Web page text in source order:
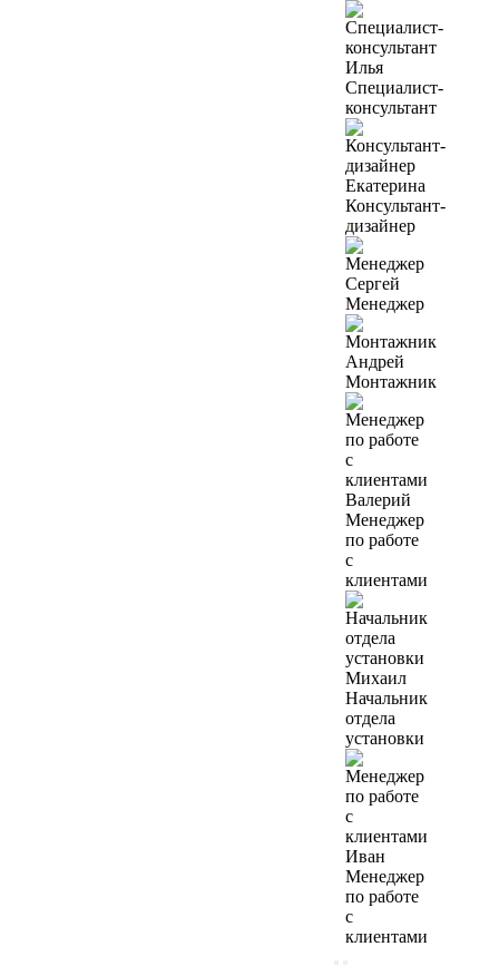
Илья
Специалист-
консультант
Екатерина
Консультант-
дизайнер
Сергей
Менеджер
Андрей
Монтажник
Валерий
Менеджер
по работе
с
клиентами
Михаил
Начальник
отдела
установки
Иван
Менеджер
по работе
с
клиентами